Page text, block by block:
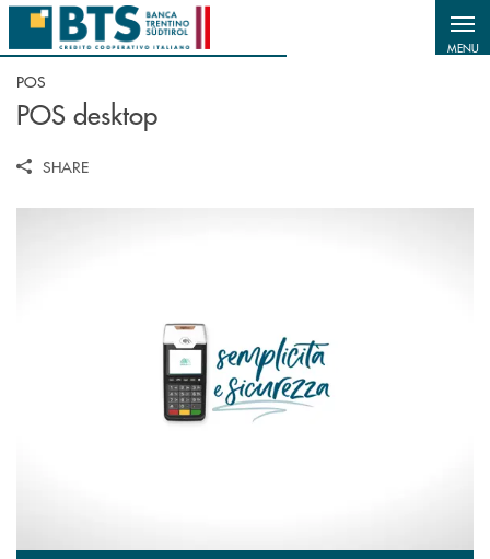
Salta al contenuto principale
MENU
POS
POS desktop
SHARE